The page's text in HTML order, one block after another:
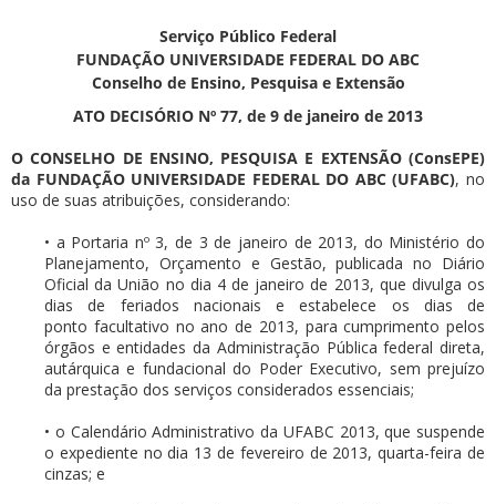
Serviço Público Federal
FUNDAÇÃO UNIVERSIDADE FEDERAL DO ABC
Conselho de Ensino, Pesquisa e Extensão
ATO DECISÓRIO Nº 77, de 9 de janeiro de 2013
O CONSELHO DE ENSINO, PESQUISA E EXTENSÃO (ConsEPE)
da FUNDAÇÃO UNIVERSIDADE FEDERAL DO ABC (UFABC), no
uso de suas atribuições, considerando:
• a Portaria nº 3, de 3 de janeiro de 2013, do Ministério do
Planejamento, Orçamento e Gestão, publicada no Diário
Oficial da União no dia 4 de janeiro de 2013, que divulga os
dias de feriados nacionais e estabelece os dias de
ponto facultativo no ano de 2013, para cumprimento pelos
órgãos e entidades da Administração Pública federal direta,
autárquica e fundacional do Poder Executivo, sem prejuízo
da prestação dos serviços considerados essenciais;
• o Calendário Administrativo da UFABC 2013, que suspende
o expediente no dia 13 de fevereiro de 2013, quarta-feira de
cinzas; e